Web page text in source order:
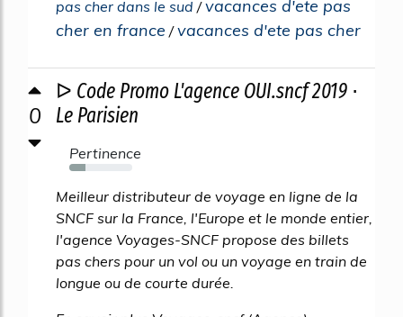
pas cher dans le sud /vacances d'ete pas
cher en france /vacances d'ete pas cher
0
ᐅ Code Promo L'agence OUI.sncf 2019 ⋅
Le Parisien
Pertinence
26%
Meilleur distributeur de voyage en ligne de la
SNCF sur la France, l'Europe et le monde entier,
l'agence Voyages-SNCF propose des billets
pas chers pour un vol ou un voyage en train de
longue ou de courte durée.